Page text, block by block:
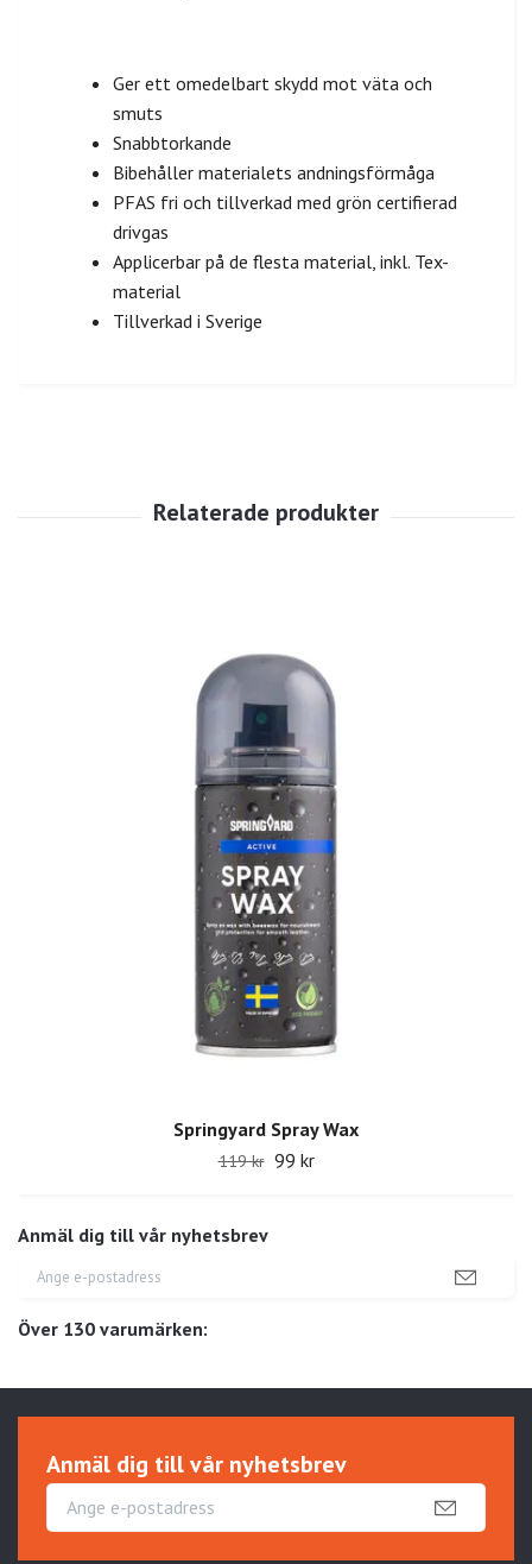
Anmäl dig till vår nyhetsbrev
Över 130 varumärken:
Ger ett omedelbart skydd mot väta och
smuts
Snabbtorkande
Bibehåller materialets andningsförmåga
PFAS fri och tillverkad med grön certifierad
drivgas
Applicerbar på de flesta material, inkl. Tex-
material
Tillverkad i Sverige
Springyard Spray Wax
119 kr 99 kr
Anmäl dig till vår nyhetsbrev